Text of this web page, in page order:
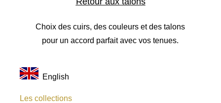
Choix des cuirs, des couleurs et des talons
pour un accord parfait avec vos tenues.
English
Les collections